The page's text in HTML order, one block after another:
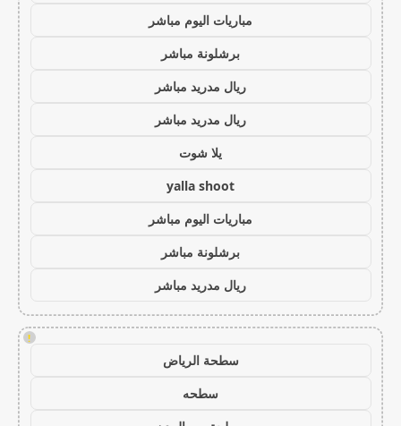
مباريات اليوم مباشر
برشلونة مباشر
ريال مدريد مباشر
ريال مدريد مباشر
يلا شوت
yalla shoot
مباريات اليوم مباشر
برشلونة مباشر
ريال مدريد مباشر
!
سطحة الرياض
سطحه